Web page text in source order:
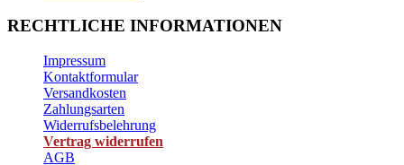
RECHTLICHE INFORMATIONEN
Impressum
Kontaktformular
Versandkosten
Zahlungsarten
Widerrufsbelehrung
Vertrag widerrufen
AGB